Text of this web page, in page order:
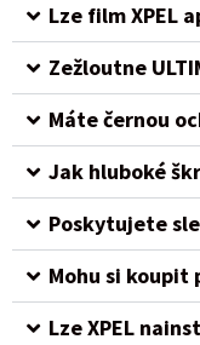
Lze film XPEL
Zežloutne
Máte černou
Jak hluboké
Poskytujete
Mohu si koupit
Lze XPEL